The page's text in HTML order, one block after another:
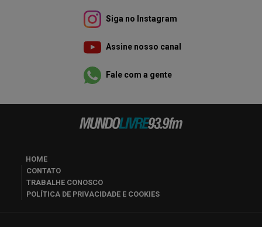
Siga no Instagram
Assine nosso canal
Fale com a gente
HOME
CONTATO
TRABALHE CONOSCO
POLÍTICA DE PRIVACIDADE E COOKIES